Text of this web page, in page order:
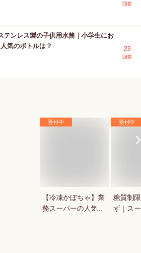
回答
テンレス製の子供用水筒｜小学生にお
気のボトルは？
23
回答
受付中
【冷凍かぼちゃ】業
務スーパーの人気商
受付中
糖質制
ず｜ス